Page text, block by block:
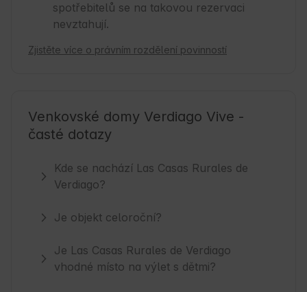
spotřebitelů se na takovou rezervaci
nevztahují.
Zjistěte více o právním rozdělení povinností
Venkovské domy Verdiago Vive -
časté dotazy
Kde se nachází Las Casas Rurales de
Verdiago?
Je objekt celoroční?
Je Las Casas Rurales de Verdiago
vhodné místo na výlet s dětmi?